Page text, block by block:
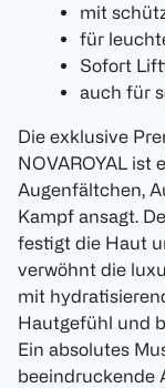
mit
für
Sofort
auch für
Die exklusive
NOVAROYAL ist
Augenfältchen,
Kampf ansagt.
festigt die Haut
verwöhnt die
mit
Hautgefühl und
Ein absolutes
beeindruckende